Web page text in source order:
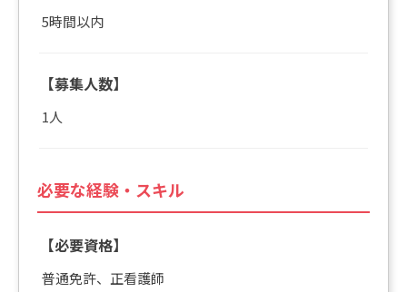
5時間以内
【募集人数】
1人
必要な経験・スキル
【必要資格】
普通免許、正看護師